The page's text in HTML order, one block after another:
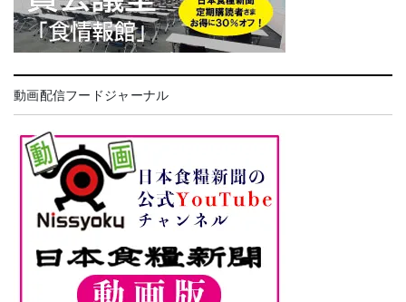
動画配信フードジャーナル